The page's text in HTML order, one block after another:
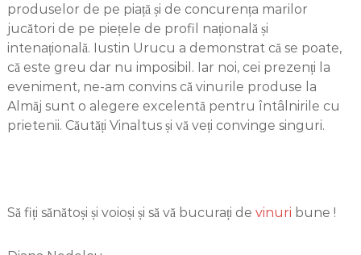
produselor de pe piață și de concurența marilor
jucători de pe piețele de profil națională și
intenațională. Iustin Urucu a demonstrat că se poate,
că este greu dar nu imposibil. Iar noi, cei prezenți la
eveniment, ne-am convins că vinurile produse la
Almăj sunt o alegere excelentă pentru întâlnirile cu
prietenii. Căutăți Vinaltus și vă veți convinge singuri.
Să fiți sănătoși și voioși și să vă bucurați de vinuri bune !